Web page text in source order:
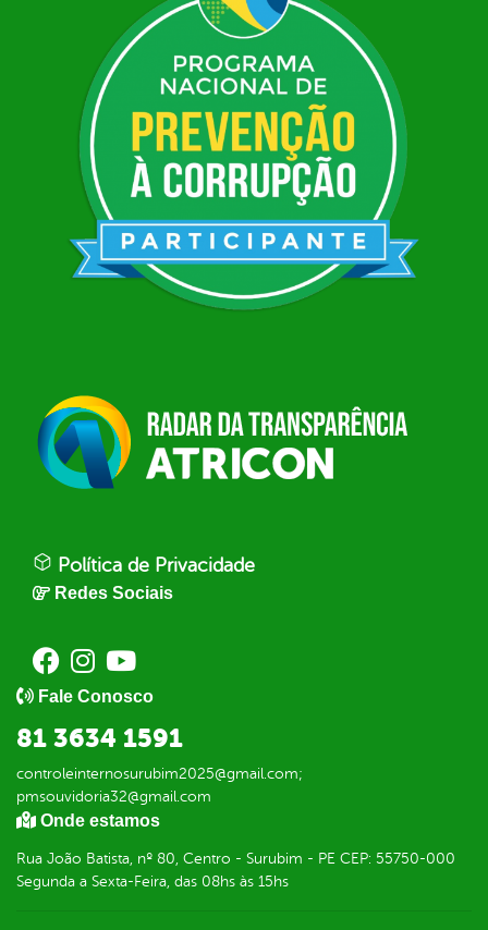
Política de Privacidade
Redes Sociais
Fale Conosco
81 3634 1591
controleinternosurubim2025@gmail.com;
pmsouvidoria32@gmail.com
Onde estamos
Rua João Batista, nº 80, Centro - Surubim - PE CEP: 55750-000
Segunda a Sexta-Feira, das 08hs às 15hs